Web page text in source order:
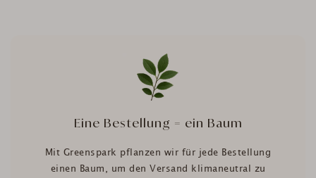
Eine Bestellung = ein Baum
Mit Greenspark pflanzen wir für jede Bestellung
einen Baum, um den Versand klimaneutral zu